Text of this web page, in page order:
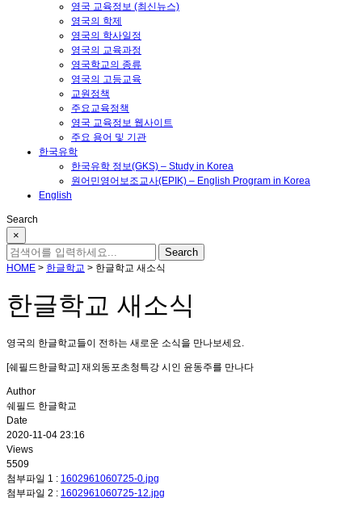
영국 교육정보 (최신뉴스)
영국의 학제
영국의 학사일정
영국의 교육과정
영국학교의 종류
영국의 고등교육
교원정책
주요교육정책
영국 교육정보 웹사이트
주요 용어 및 기관
한국유학
한국유학 정보(GKS) – Study in Korea
원어민영어보조교사(EPIK) – English Program in Korea
English
Search
×
HOME > 한글학교 > 한글학교 새소식
한글학교 새소식
영국의 한글학교들이 전하는 새로운 소식을 만나보세요.
[쉐필드한글학교] 재외동포초청특강 시인 윤동주를 만나다
Author
쉐필드 한글학교
Date
2020-11-04 23:16
Views
5509
첨부파일 1 : 1602961060725-0.jpg
첨부파일 2 : 1602961060725-12.jpg